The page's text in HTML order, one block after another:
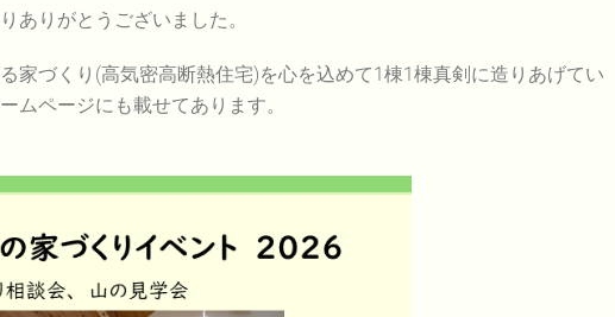
ありがとうございました。
家づくり(高気密高断熱住宅)を心を込めて1棟1棟真剣に造りあげてい
ムページにも載せてあります。